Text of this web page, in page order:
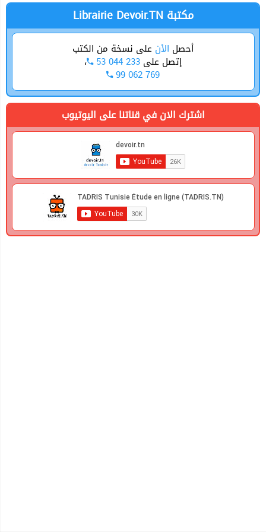
Librairie Devoir.TN مكتبة
أحصل الأن على نسخة من الكتب
إتصل على 53 044 233 ،
99 062 769
اشترك الان في قناتنا على اليوتيوب